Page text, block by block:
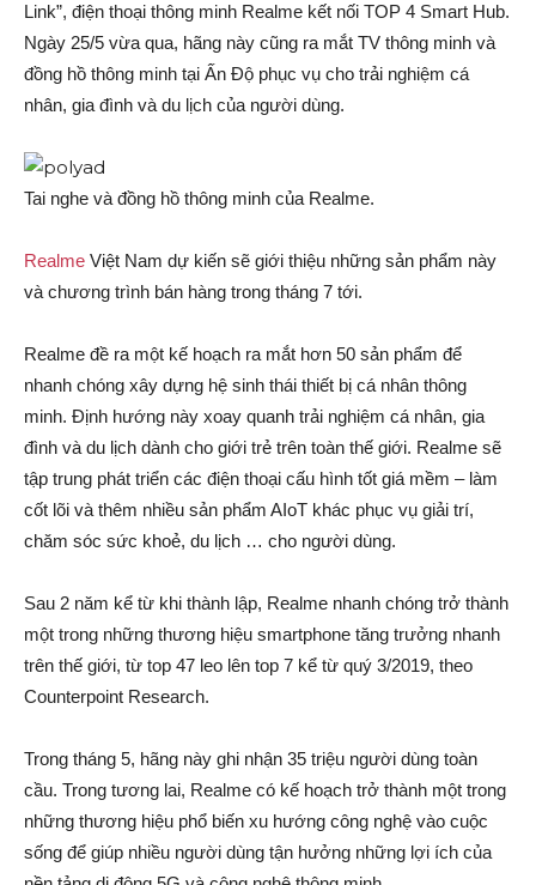
Link”, điện thoại thông minh Realme kết nối TOP 4 Smart Hub.
Ngày 25/5 vừa qua, hãng này cũng ra mắt TV thông minh và
đồng hồ thông minh tại Ấn Độ phục vụ cho trải nghiệm cá
nhân, gia đình và du lịch của người dùng.
Tai nghe và đồng hồ thông minh của Realme.
Realme Việt Nam dự kiến sẽ giới thiệu những sản phẩm này
và chương trình bán hàng trong tháng 7 tới.
Realme đề ra một kế hoạch ra mắt hơn 50 sản phẩm để
nhanh chóng xây dựng hệ sinh thái thiết bị cá nhân thông
minh. Định hướng này xoay quanh trải nghiệm cá nhân, gia
đình và du lịch dành cho giới trẻ trên toàn thế giới. Realme sẽ
tập trung phát triển các điện thoại cấu hình tốt giá mềm – làm
cốt lõi và thêm nhiều sản phẩm AIoT khác phục vụ giải trí,
chăm sóc sức khoẻ, du lịch … cho người dùng.
Sau 2 năm kể từ khi thành lập, Realme nhanh chóng trở thành
một trong những thương hiệu smartphone tăng trưởng nhanh
trên thế giới, từ top 47 leo lên top 7 kể từ quý 3/2019, theo
Counterpoint Research.
Trong tháng 5, hãng này ghi nhận 35 triệu người dùng toàn
cầu. Trong tương lai, Realme có kế hoạch trở thành một trong
những thương hiệu phổ biến xu hướng công nghệ vào cuộc
sống để giúp nhiều người dùng tận hưởng những lợi ích của